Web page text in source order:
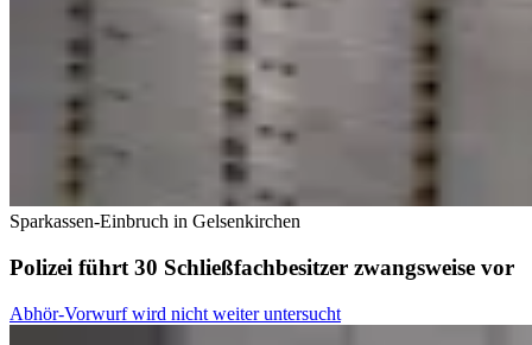
Sparkassen-Einbruch in Gelsenkirchen
Polizei führt 30 Schließfachbesitzer zwangsweise vor
Abhör-Vorwurf wird nicht weiter untersucht